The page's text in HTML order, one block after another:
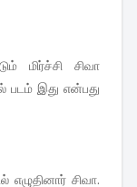
சிவா
படம் இது என்பது
எழுதினார் சிவா.